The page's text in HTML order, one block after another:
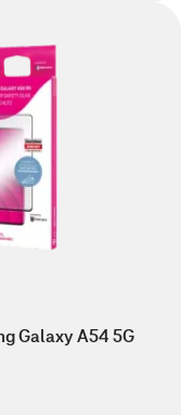
Galaxy A54 5G